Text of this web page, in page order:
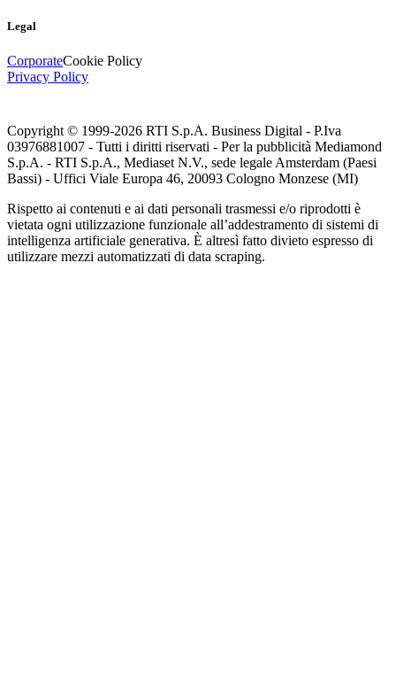
Legal
CorporateCookie Policy
Privacy Policy
Copyright © 1999-2026 RTI S.p.A. Business Digital - P.Iva
03976881007 - Tutti i diritti riservati - Per la pubblicità Mediamond
S.p.A. - RTI S.p.A., Mediaset N.V., sede legale Amsterdam (Paesi
Bassi) - Uffici Viale Europa 46, 20093 Cologno Monzese (MI)
Rispetto ai contenuti e ai dati personali trasmessi e/o riprodotti è
vietata ogni utilizzazione funzionale all’addestramento di sistemi di
intelligenza artificiale generativa. È altresì fatto divieto espresso di
utilizzare mezzi automatizzati di data scraping.